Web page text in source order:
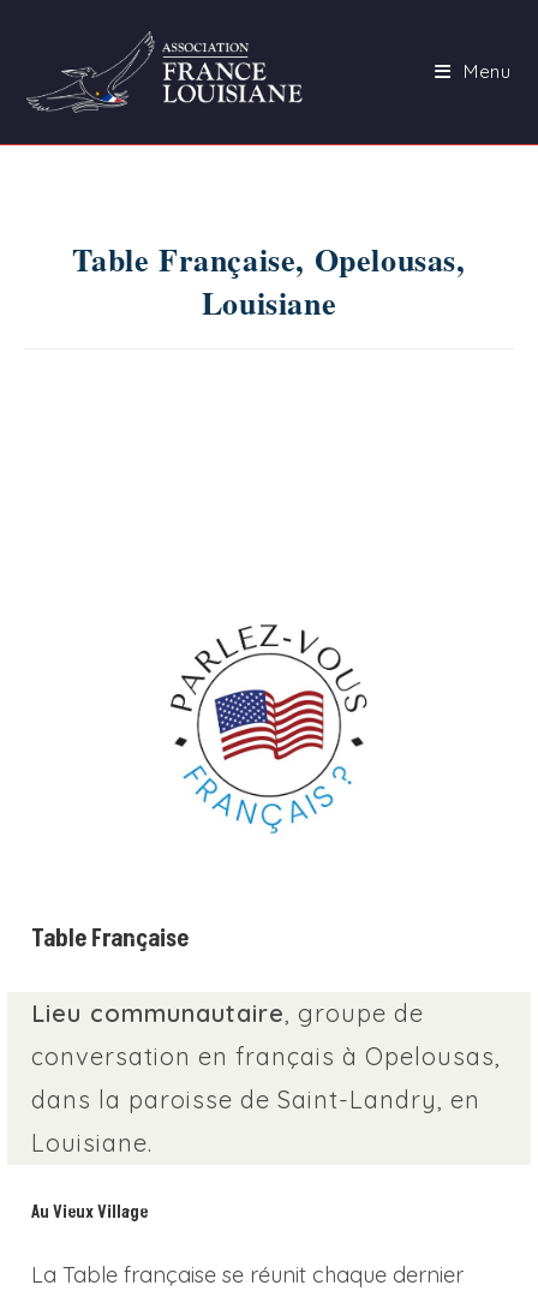
Menu
Table Française, Opelousas,
Louisiane
Table Française
Lieu communautaire , groupe de
conversation en français à Opelousas,
dans la paroisse de Saint-Landry, en
Louisiane.
Au Vieux Village
La Table française se réunit chaque dernier